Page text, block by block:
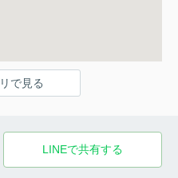
で見る
LINEで共有する